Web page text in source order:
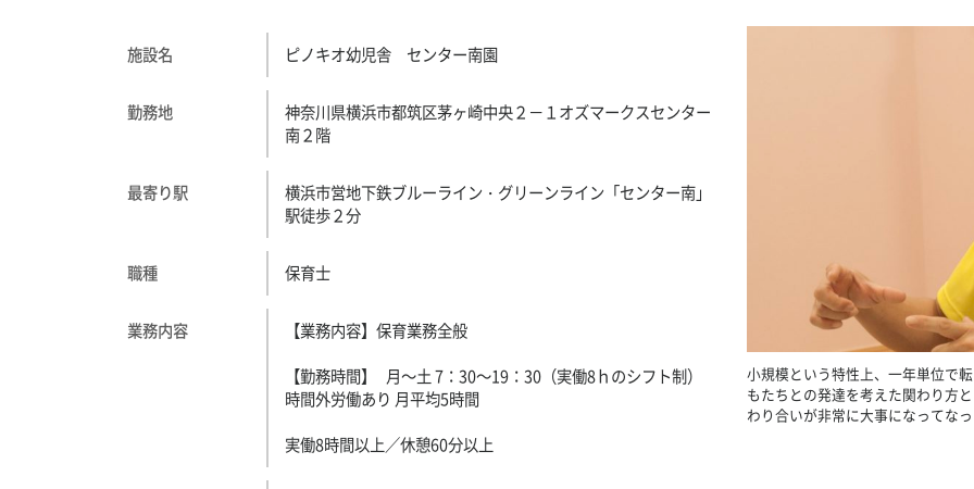
施設名 ピノキオ幼児舎 センター南園
勤務地
神奈川県横浜市都筑区茅ヶ崎中央２－１オズマークスセンター
南２階
最寄り駅
横浜市営地下鉄ブルーライン・グリーンライン「センター南」
駅徒歩２分
職種 保育士
業務内容
【業務内容】保育業務全般
【勤務時間】 月～土 7：30～19：30（実働8ｈのシフト制）
時間外労働あり 月平均5時間
実働8時間以上／休憩60分以上
小規模という特性上、一年単位で
もたちとの発達を考えた関わり方
わり合いが非常に大事になってな